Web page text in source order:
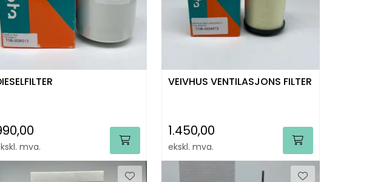
mva.
VEIVHUS VENTILASJONS FILTER
1.450,00
ekskl. mva.